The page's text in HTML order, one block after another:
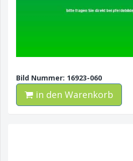
Bild Nummer: 16923-060
in den Warenkorb